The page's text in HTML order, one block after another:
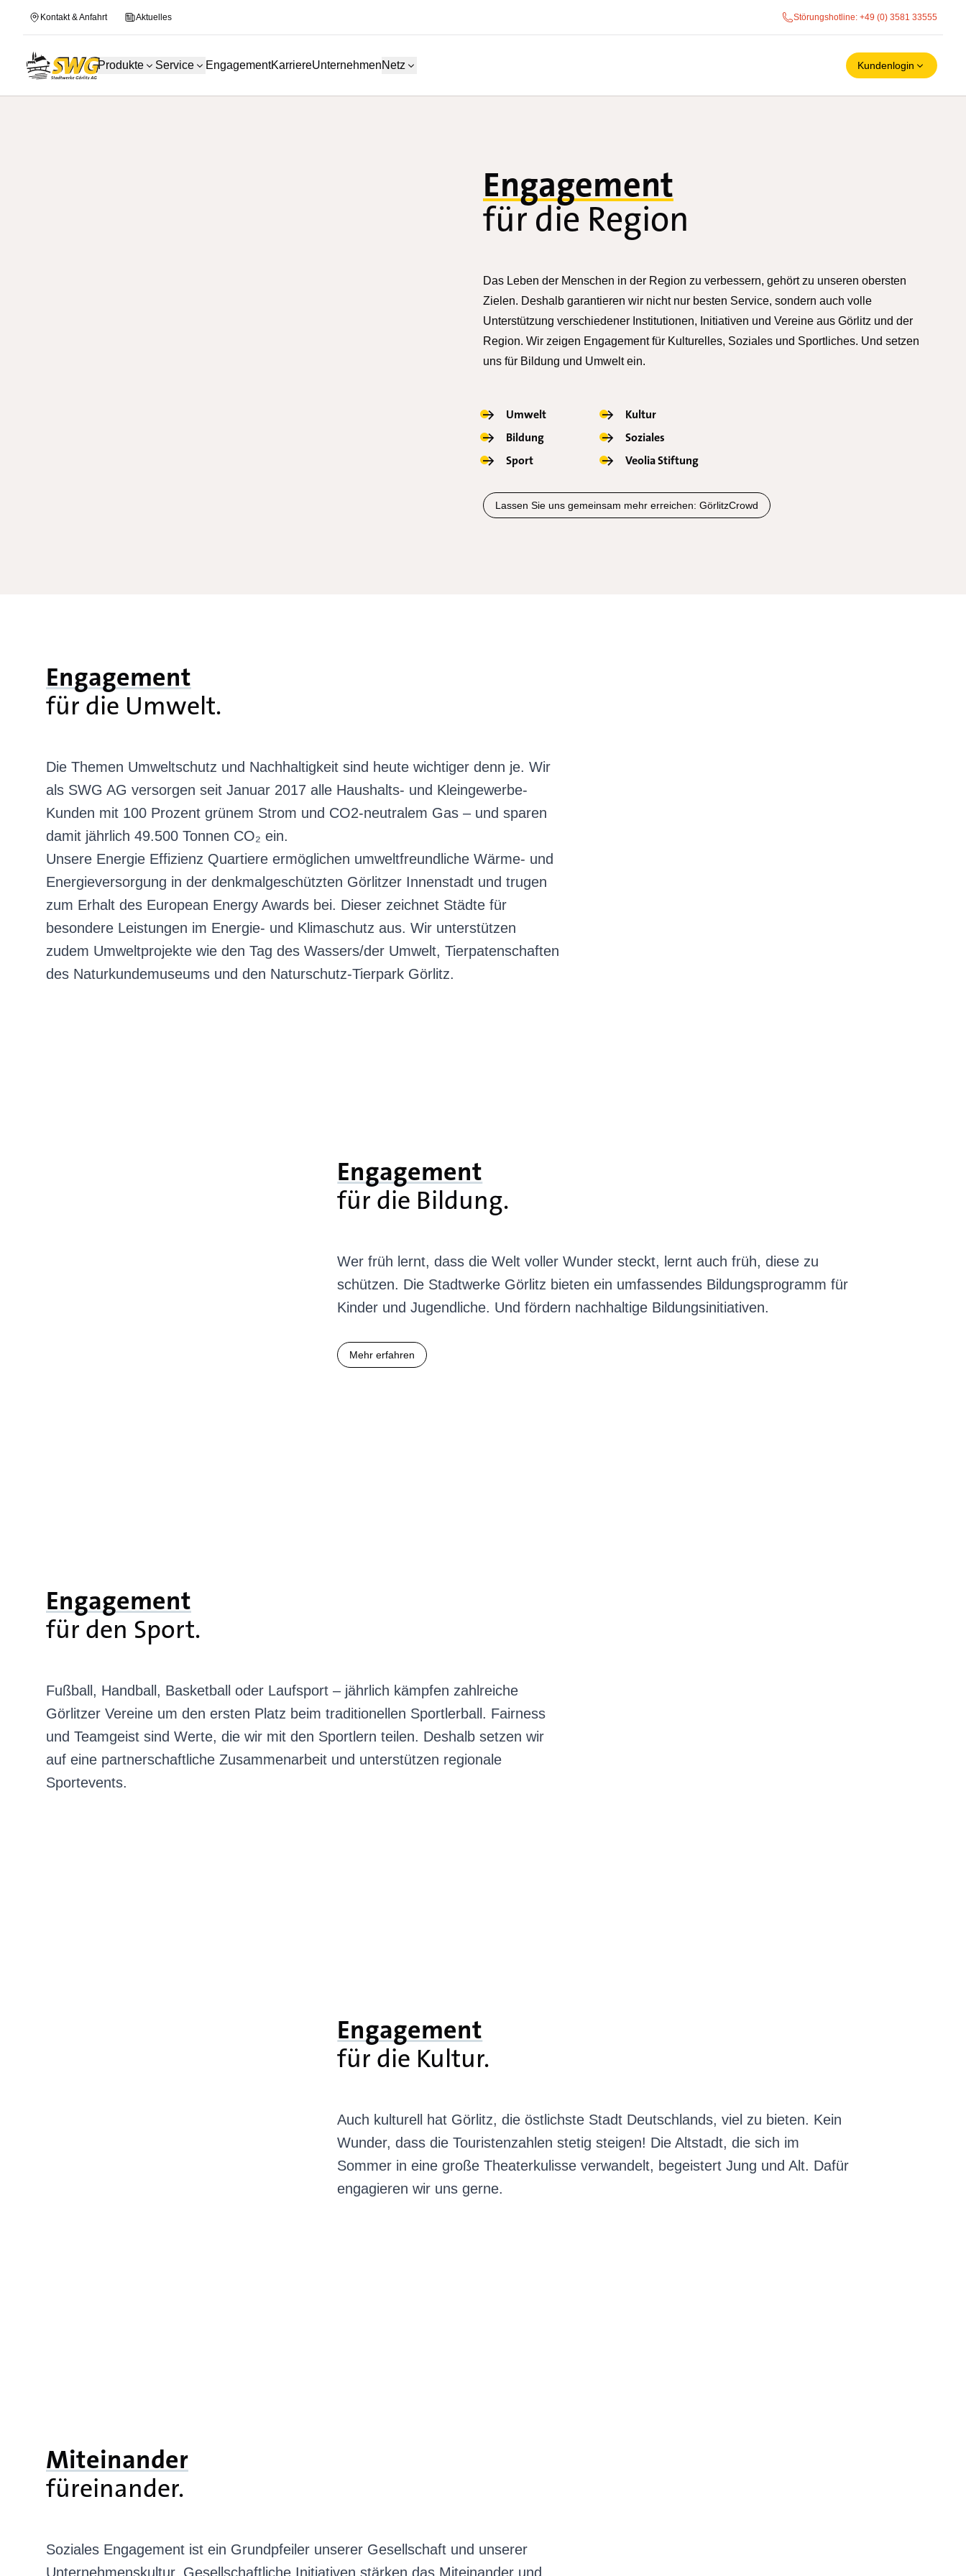
Kontakt & Anfahrt Aktuelles Störungshotline: +49 (0) 3581 33555
Produkte Service EngagementKarriereUnternehmenNetz Kundenlogin
Engagement
für die Region
Das Leben der Menschen in der Region zu verbessern, gehört zu unseren obersten
Zielen. Deshalb garantieren wir nicht nur besten Service, sondern auch volle
Unterstützung verschiedener Institutionen, Initiativen und Vereine aus Görlitz und der
Region. Wir zeigen Engagement für Kulturelles, Soziales und Sportliches. Und setzen
uns für Bildung und Umwelt ein.
→ Umwelt →
Kultur
→
Bildung →
Soziales
→
Sport → Veolia Stiftung
Lassen Sie uns gemeinsam mehr erreichen: GörlitzCrowd
Engagement
für die Umwelt.
Die Themen Umweltschutz und Nachhaltigkeit sind heute wichtiger denn je. Wir
als SWG AG versorgen seit Januar 2017 alle Haushalts- und Kleingewerbe-
Kunden mit 100 Prozent grünem Strom und CO2-neutralem Gas – und sparen
damit jährlich 49.500 Tonnen CO₂ ein.
Unsere Energie Effizienz Quartiere ermöglichen umweltfreundliche Wärme- und
Energieversorgung in der denkmalgeschützten Görlitzer Innenstadt und trugen
zum Erhalt des European Energy Awards bei. Dieser zeichnet Städte für
besondere Leistungen im Energie- und Klimaschutz aus. Wir unterstützen
zudem Umweltprojekte wie den Tag des Wassers/der Umwelt, Tierpatenschaften
des Naturkundemuseums und den Naturschutz-Tierpark Görlitz.
Engagement
für die Bildung.
Wer früh lernt, dass die Welt voller Wunder steckt, lernt auch früh, diese zu
schützen. Die Stadtwerke Görlitz bieten ein umfassendes Bildungsprogramm für
Kinder und Jugendliche. Und fördern nachhaltige Bildungsinitiativen.
Mehr erfahren
Engagement
für den Sport.
Fußball, Handball, Basketball oder Laufsport – jährlich kämpfen zahlreiche
Görlitzer Vereine um den ersten Platz beim traditionellen Sportlerball. Fairness
und Teamgeist sind Werte, die wir mit den Sportlern teilen. Deshalb setzen wir
auf eine partnerschaftliche Zusammenarbeit und unterstützen regionale
Sportevents.
Engagement
für die Kultur.
Auch kulturell hat Görlitz, die östlichste Stadt Deutschlands, viel zu bieten. Kein
Wunder, dass die Touristenzahlen stetig steigen! Die Altstadt, die sich im
Sommer in eine große Theaterkulisse verwandelt, begeistert Jung und Alt. Dafür
engagieren wir uns gerne.
Miteinander
füreinander.
Soziales Engagement ist ein Grundpfeiler unserer Gesellschaft und unserer
Unternehmenskultur. Gesellschaftliche Initiativen stärken das Miteinander und